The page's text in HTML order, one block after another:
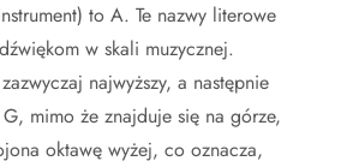
to A. Te nazwy literowe
w skali muzycznej.
najwyższy, a następnie
mimo że znajduje się na górze,
oktawę wyżej, co oznacza,